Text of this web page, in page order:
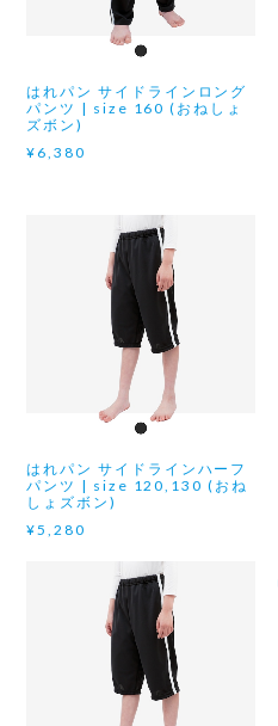
はれパン サイドラインロング
パンツ | size 160 (おねしょ
ズボン)
¥6,380
はれパン サイドラインハーフ
パンツ | size 120,130 (おね
しょズボン)
¥5,280